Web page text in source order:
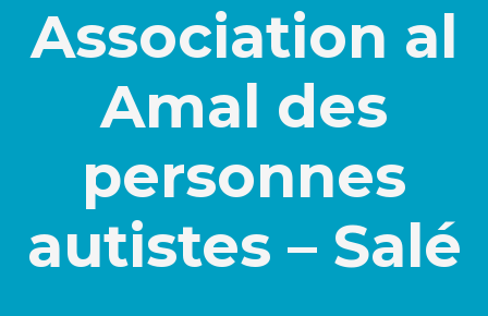
Association al
Amal des
personnes
autistes – Salé